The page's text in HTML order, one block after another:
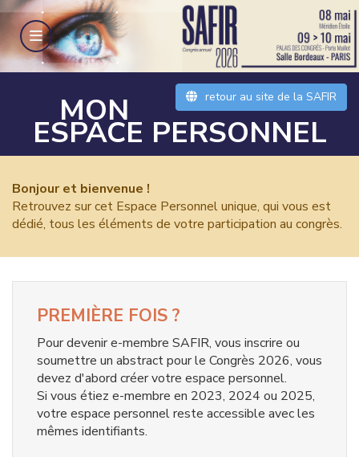
retour au site de la SAFIR
MON
ESPACE PERSONNEL
Bonjour et bienvenue !
Retrouvez sur cet Espace Personnel unique, qui vous est
dédié, tous les éléments de votre participation au congrès.
PREMIÈRE FOIS ?
Pour devenir e-membre SAFIR, vous inscrire ou
soumettre un abstract pour le Congrès 2026, vous
devez d'abord créer votre espace personnel.
Si vous étiez e-membre en 2023, 2024 ou 2025,
votre espace personnel reste accessible avec les
mêmes identifiants.